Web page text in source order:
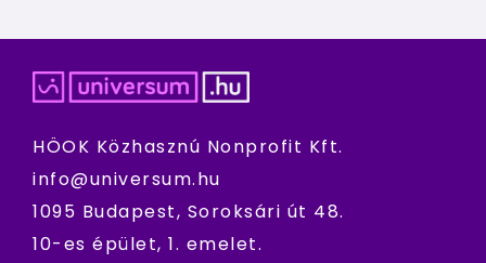
HÖOK Közhasznú Nonprofit Kft.
info@universum.hu
1095 Budapest, Soroksári út 48.
10-es épület, 1. emelet.